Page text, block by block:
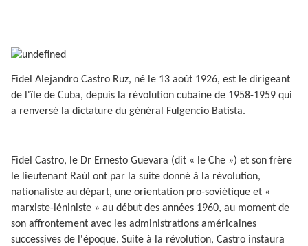
Fidel Alejandro Castro Ruz, né le 13 août 1926, est le dirigeant
de l'île de Cuba, depuis la révolution cubaine de 1958-1959 qui
a renversé la dictature du général Fulgencio Batista.
Fidel Castro, le Dr Ernesto Guevara (dit « le Che ») et son frère
le lieutenant Raúl ont par la suite donné à la révolution,
nationaliste au départ, une orientation pro-soviétique et «
marxiste-léniniste » au début des années 1960, au moment de
son affrontement avec les administrations américaines
successives de l'époque. Suite à la révolution, Castro instaura